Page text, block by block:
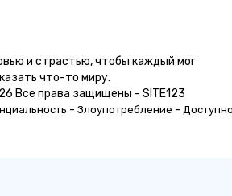
и страстью, чтобы каждый мог
что-то миру.
Все права защищены - SITE123
- Злоупотребление -